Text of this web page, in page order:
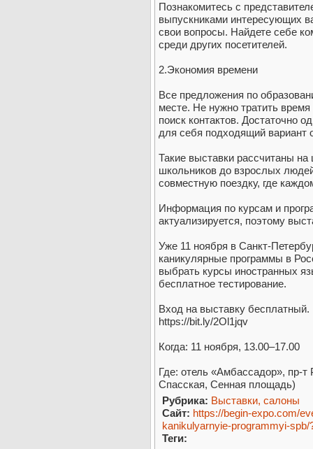
Познакомитесь с
выпускниками интересующих
свои вопросы. Найдете себе
среди других посетителей.
2.Экономия времени
Все предложения по
месте. Не нужно тратить
поиск контактов. Достаточно
для себя подходящий вариант
Такие выставки рассчитаны на
школьников до взрослых
совместную поездку, где
Информация по курсам и
актуализируется, поэтому
Уже 11 ноября в Санкт-
каникулярные программы в
выбрать курсы иностранных
бесплатное тестирование.
Вход на выставку бесплатный.
https://bit.ly/2Ol1jqv
Когда: 11 ноября, 13.00–17.00
Где: отель «Амбассадор», пр-
Спасская, Сенная площадь)
Рубрика: Выставки, салоны
Сайт: https://begin-expo.com/
kanikulyarnyie-programmyi-
Теги: